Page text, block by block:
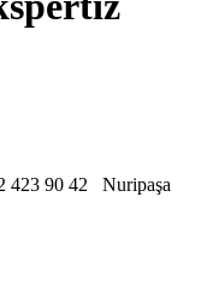
423 90 42 Nuripaşa